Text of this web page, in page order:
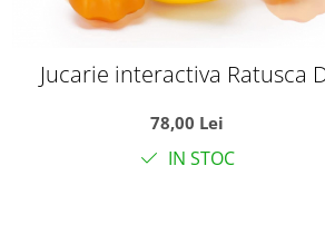
Jucarie interactiva Ratusca
78,00 Lei
IN STOC